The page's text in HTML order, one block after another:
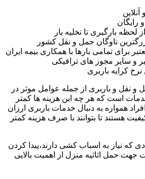
لحظه بارگیری تا تخلیه بار
ناوگان حمل و نقل کشور
برای تمامی بارها با همکاری بیمه ایران
و سایر مجوز های ترافیکی
کرایه باربری
و نقل و باربری از جمله عوامل موثر در
است که هر چه این هزینه ها کمتر
همواره به دنبال خدمات باربری ارزان
هستند تا بتوانند با صرف هزینه کمتر
که نیاز به اسباب کشی دارند،پیدا کردن
حمل اثاثیه منزل از اهمیت بالایی